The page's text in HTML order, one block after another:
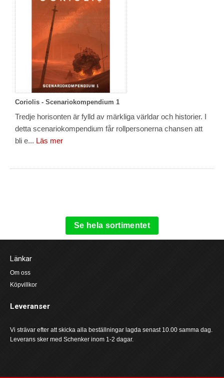
Coriolis - Scenariokompendium 1
Tredje horisonten är fylld av märkliga världar och historier. I
detta scenariokompendium får rollpersonerna chansen att
bli e... Läs mer
Se hela sortimentet
Länkar
Om oss
Köpvillkor
Leveranser
Vi strävar efter att skicka alla beställningar lagda senast 10.00 samma dag.
Leverans sker med Schenker inom 1-2 dagar.